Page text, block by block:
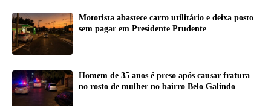
Motorista abastece carro utilitário e deixa posto
sem pagar em Presidente Prudente
Homem de 35 anos é preso após causar fratura
no rosto de mulher no bairro Belo Galindo